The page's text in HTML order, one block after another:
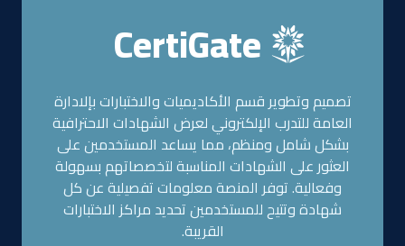
CertiGate
تصميم وتطوير قسم الأكاديميات والاختبارات بإلادارة
العامة للتدرب الإلكتروني لعرض الشهادات الاحترافية
بشكل شامل ومنظم، مما يساعد المستخدمين على
العثور على الشهادات المناسبة لتخصصاتهم بسهولة
وفعالية. توفر المنصة معلومات تفصيلية عن كل
شهادة وتتيح للمستخدمين تحديد مراكز الاختبارات
القريبة.